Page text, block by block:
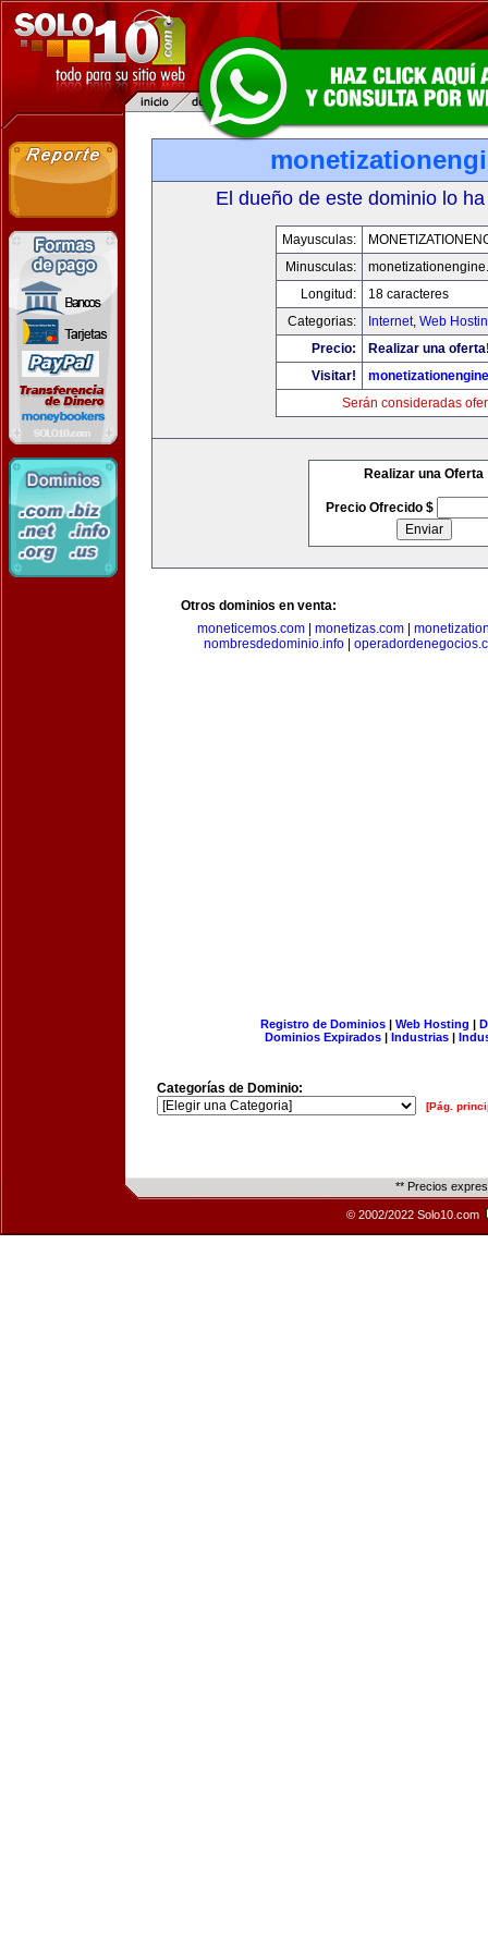
El dueño de este dominio lo
Mayusculas:
Minusculas:
Longitud:
18 caracteres
Categorias:
Internet, Web
Precio:
Realizar una
Visitar!
Serán consideradas
Realizar una Oferta
Precio Ofrecido $
Otros dominios en venta:
moneticemos.com
monetizas.com
nombresdedominio.info|
Registro de Dominios| Web Hosting |
Dominios Expirados | Industrias |
Categorías de Dominio:
[Pág.
** Precios
© 2002/2022 Solo10.com